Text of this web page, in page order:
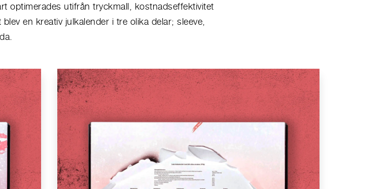
optimerades utifrån tryckmall, kostnadseffektivitet
en kreativ julkalender i tre olika delar; sleeve,